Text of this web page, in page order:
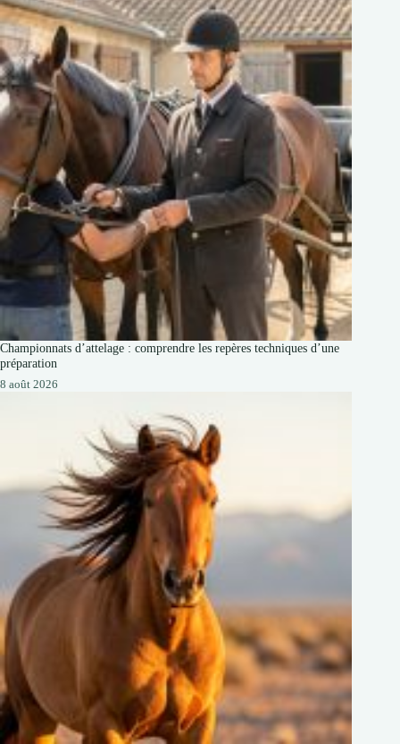
Championnats d’attelage : comprendre les repères techniques d’une
préparation
8 août 2026